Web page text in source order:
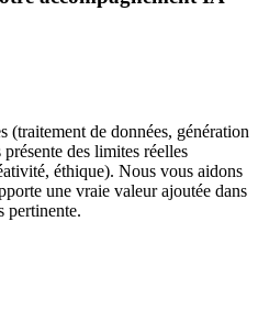
(traitement de données, génération
des limites réelles
éthique). Nous vous aidons
une vraie valeur ajoutée dans
pertinente.